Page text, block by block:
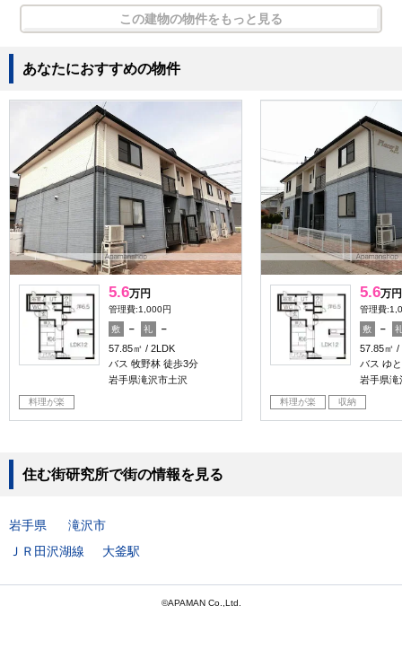
この建物の物件をもっと見る
あなたにおすすめの物件
5.6万円
管理費:1,000円
敷 － 礼
－
57.85㎡
2LDK
バス 牧野林 徒歩3分
岩手県滝沢市土沢
料理が楽
5.6万円
管理費
敷 －
57.85㎡
バス ゆ
岩手県滝
料理が楽 収納
住む街研究所で街の情報を見る
岩手県
滝沢市
ＪＲ田沢湖線
大釜駅
©APAMAN Co.,Ltd.